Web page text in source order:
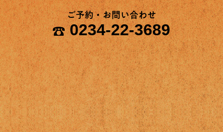
ご予約・お問い合わせ
0234-22-3689